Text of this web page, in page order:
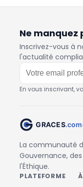
Ne manquez
Inscrivez-vous à
l'actualité
En vous inscrivant,
La communauté
Gouvernance,
l'Éthique.
PLATEFORME